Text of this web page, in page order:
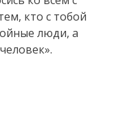
кто с тобой
люди, а